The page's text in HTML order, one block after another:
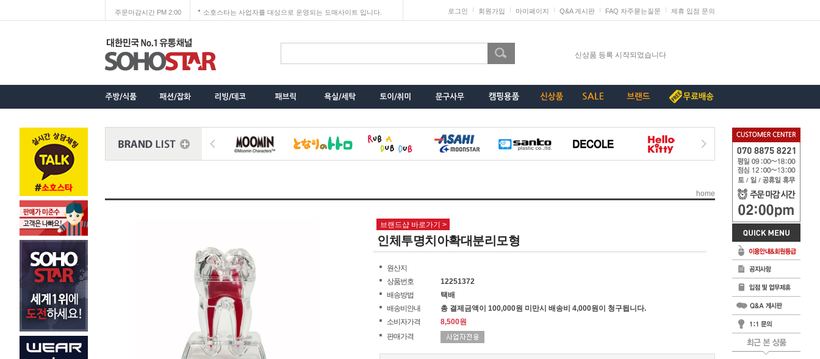
주문마감시간 PM 2:00 소호스타는 사업자를 대상으로 운영되는 도매사이트 입니다. 로그인 회원가입 마이페이지 Q&A 게시판 FAQ 자주묻는질문 제휴 입점 문의
[중요+긴급]특허침해 상품에 대한 삭제요청
신상품 등록 시작되었습니다
계약종료상품(단종) 리스트_230907
home
브랜드샵 바로가기 >
인체투명치아확대분리모형
원산지
상품번호
12251372
배송방법
택배
배송비안내
총 결제금액이 100,000원 미만시 배송비 4,000원이 청구됩니다.
소비자가격
8,500원
판매가격